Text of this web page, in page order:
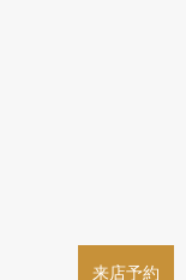
来店予約